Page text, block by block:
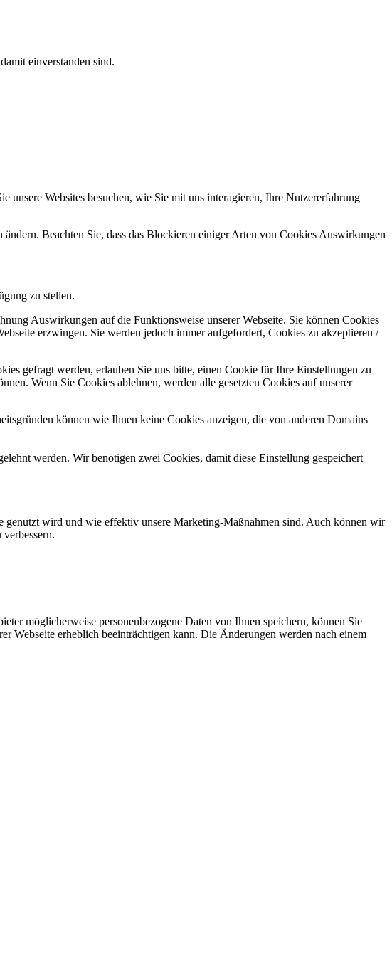
einverstanden sind.
Websites besuchen, wie Sie mit uns interagieren, Ihre Nutzererfahrung
Beachten Sie, dass das Blockieren einiger Arten von Cookies Auswirkungen
zu stellen.
Auswirkungen auf die Funktionsweise unserer Webseite. Sie können Cookies
erzwingen. Sie werden jedoch immer aufgefordert, Cookies zu akzeptieren /
gefragt werden, erlauben Sie uns bitte, einen Cookie für Ihre Einstellungen zu
Wenn Sie Cookies ablehnen, werden alle gesetzten Cookies auf unserer
können wie Ihnen keine Cookies anzeigen, die von anderen Domains
werden. Wir benötigen zwei Cookies, damit diese Einstellung gespeichert
genutzt wird und wie effektiv unsere Marketing-Maßnahmen sind. Auch können wir
möglicherweise personenbezogene Daten von Ihnen speichern, können Sie
Webseite erheblich beeinträchtigen kann. Die Änderungen werden nach einem